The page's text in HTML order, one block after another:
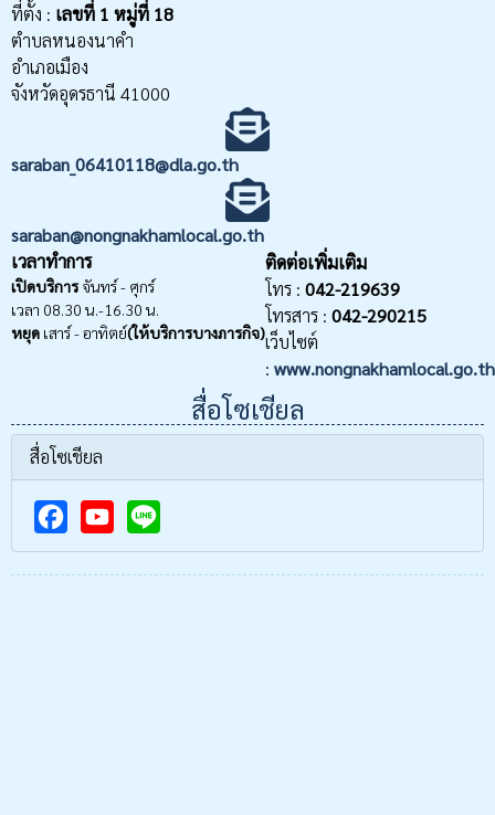
ที่ตั้ง : เลขที่ 1 หมู่ที่ 18
ตำบลหนองนาคำ
อำเภอเมือง
จังหวัดอุดรธานี 41000
saraban_06410118@dla.go.th
saraban@nongnakhamlocal.go.th
เวลาทำการ
เปิดบริการจันทร์ - ศุกร์
เวลา 08.30 น.-16.30 น.
หยุด เสาร์ - อาทิตย์(ให้บริการบางภารกิจ)
ติดต่อเพิ่มเติม
โทร : 042-219639
โทรสาร : 042-290215
เว็บไซต์
: www.nongnakhamlocal.go.th
สื่อโซเชียล
สื่อโซเชียล
F
a
Y
o